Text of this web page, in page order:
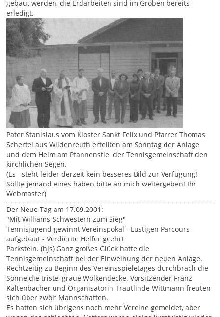
gebaut werden, die Erdarbeiten sind im Groben bereits
erledigt.
Pater Stanislaus vom Kloster Sankt Felix und Pfarrer Thomas
Schertel aus Wildenreuth erteilten am Sonntag der Anlage
und dem Heim am Pfannenstiel der Tennisgemeinschaft den
kirchlichen Segen.
(Es steht leider derzeit kein besseres Bild zur Verfügung!
Sollte jemand eines haben bitte an mich weitergeben! Ihr
Webmaster)
Der Neue Tag am 17.09.2001:
"Mit Williams-Schwestern zum Sieg"
Tennisjugend gewinnt Vereinspokal - Lustigen Parcours
aufgebaut - Verdiente Helfer geehrt
Parkstein. (hjs) Ganz großes Glück hatte die
Tennisgemeinschaft bei der Einweihung der neuen Anlage.
Rechtzeitig zu Beginn des Vereinsspieletages durchbrach die
Sonne die triste, graue Wolkendecke. Vorsitzender Franz
Kaltenbacher und Organisatorin Trautlinde Wittmann freuten
sich über zwölf Mannschaften.
Es hatten sich übrigens noch mehr Vereine gemeldet, aber